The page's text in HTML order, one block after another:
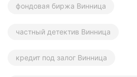
фондовая биржа Винница
частный детектив Винница
кредит под залог Винница